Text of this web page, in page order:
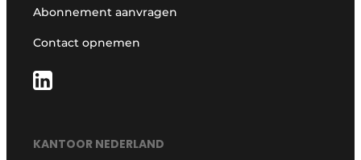
Abonnement aanvragen
Contact opnemen
KANTOOR NEDERLAND